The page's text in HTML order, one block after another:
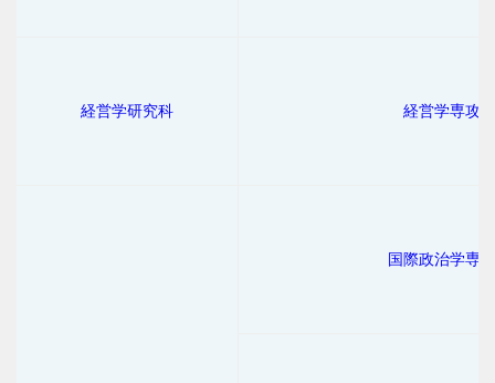
経営学研究科 経営学専攻
国際政治学専攻